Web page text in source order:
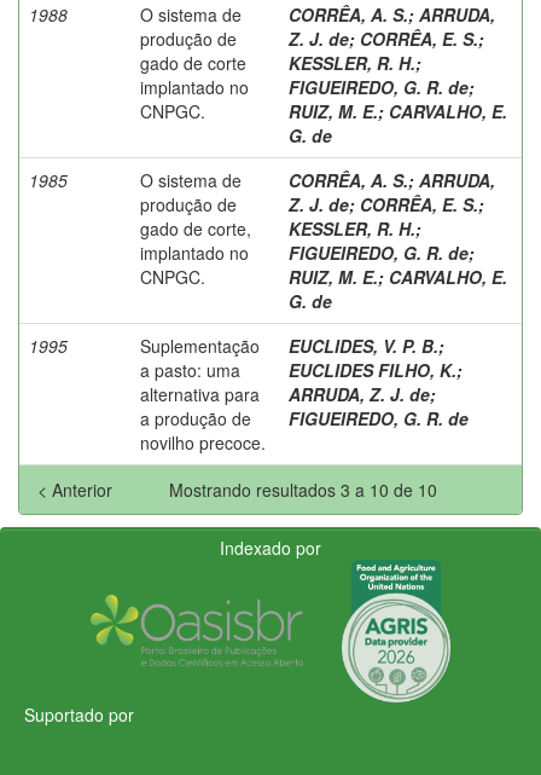
1988
O sistema de
produção de
gado de corte
implantado no
CNPGC.
CORRÊA, A. S.; ARRUDA,
Z. J. de; CORRÊA, E. S.;
KESSLER, R. H.;
FIGUEIREDO, G. R. de;
RUIZ, M. E.; CARVALHO, E.
G. de
1985
O sistema de
produção de
gado de corte,
implantado no
CNPGC.
CORRÊA, A. S.; ARRUDA,
Z. J. de; CORRÊA, E. S.;
KESSLER, R. H.;
FIGUEIREDO, G. R. de;
RUIZ, M. E.; CARVALHO, E.
G. de
1995
Suplementação
a pasto: uma
alternativa para
a produção de
novilho precoce.
EUCLIDES, V. P. B.;
EUCLIDES FILHO, K.;
ARRUDA, Z. J. de;
FIGUEIREDO, G. R. de
Mostrando resultados 3 a 10 de 10
< Anterior
Indexado por
Suportado por